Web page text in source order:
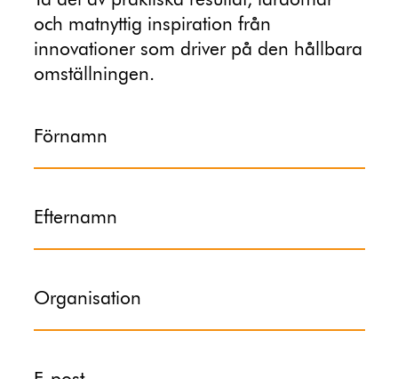
och matnyttig inspiration från
innovationer som driver på den hållbara
omställningen.
Förnamn
Efternamn
Organisation